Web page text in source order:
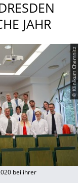
JAHR
© Klinikum Chemnitz
bei ihrer